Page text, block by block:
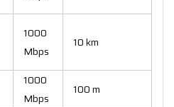
1000
Mbps
10 km
1000
Mbps
100 m